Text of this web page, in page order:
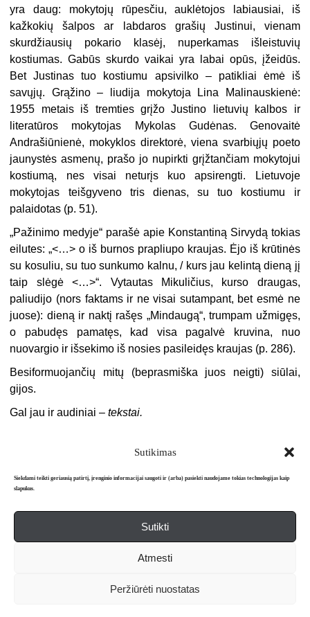
Sutikimas
Siekdami teikti geriausią patirtį, įrenginio informacijai saugoti ir (arba) pasiekti naudojame tokias technologijas kaip
slapukus.
Sutikti
Atmesti
Peržiūrėti nuostatas
yra daug: mokytojų rūpesčiu, auklėtojos labiausiai, iš
kažkokių šalpos ar labdaros grašių Justinui, vienam
skurdžiausių pokario klasėj, nuperkamas išleistuvių
kostiumas. Gabūs skurdo vaikai yra labai opūs, įžeidūs.
Bet Justinas tuo kostiumu apsivilko – patikliai ėmė iš
savųjų. Grąžino – liudija mokytoja Lina Malinauskienė:
1955 metais iš tremties grįžo Justino lietuvių kalbos ir
literatūros mokytojas Mykolas Gudėnas. Genovaitė
Andrašiūnienė, mokyklos direktorė, viena svarbiųjų poeto
jaunystės asmenų, prašo jo nupirkti grįžtančiam mokytojui
kostiumą, nes visai neturįs kuo apsirengti. Lietuvoje
mokytojas teišgyveno tris dienas, su tuo kostiumu ir
palaidotas (p. 51).
„Pažinimo medyje“ parašė apie Konstantiną Sirvydą tokias
eilutes: „<…> o iš burnos prapliupo kraujas. Ėjo iš krūtinės
su kosuliu, su tuo sunkumo kalnu, / kurs jau kelintą dieną jį
taip slėgė <…>“. Vytautas Mikuličius, kurso draugas,
paliudijo (nors faktams ir ne visai sutampant, bet esmė ne
juose): dieną ir naktį rašęs „Mindaugą“, trumpam užmigęs,
o pabudęs pamatęs, kad visa pagalvė kruvina, nuo
nuovargio ir išsekimo iš nosies pasileidęs kraujas (p. 286).
Besiformuojančių mitų (beprasmiška juos neigti) siūlai,
gijos.
Gal jau ir audiniai –tekstai.